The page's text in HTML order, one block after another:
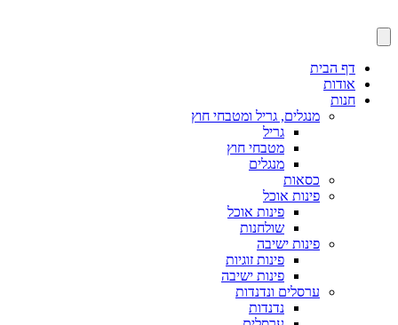
דף הבית
אודות
חנות
מנגלים, גריל ומטבחי חוץ
גריל
מטבחי חוץ
מנגלים
כסאות
פינות אוכל
פינות אוכל
שולחנות
פינות ישיבה
פינות זוגיות
פינות ישיבה
ערסלים ונדנדות
נדנדות